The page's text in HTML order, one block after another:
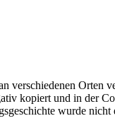
verschiedenen
kopiert und in der
wurde nicht